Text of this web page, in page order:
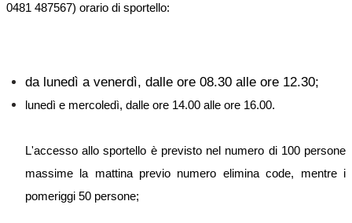
0481 487567) orario di sportello:
da lunedì a venerdì, dalle ore 08.30 alle ore 12.30;
lunedì e mercoledì, dalle ore 14.00 alle ore 16.00.
L'accesso allo sportello è previsto nel numero di 100 persone
massime la mattina previo numero elimina code, mentre i
pomeriggi 50 persone;